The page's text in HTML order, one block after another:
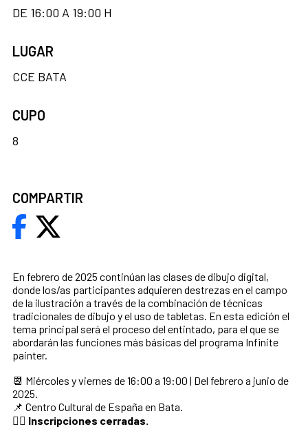
En febrero de 2025 continúan las clases de dibujo digital,
donde los/as participantes adquieren destrezas en el campo
de la ilustración a través de la combinación de técnicas
tradicionales de dibujo y el uso de tabletas. En esta edición el
tema principal será el proceso del entintado, para el que se
abordarán las funciones más básicas del programa Infinite
painter.
📆 Miércoles y viernes de 16:00 a 19:00 | Del febrero a junio de
2025.
📌 Centro Cultural de España en Bata.
✍🏿 Inscripciones cerradas.
DE 16:00 A 19:00 H
LUGAR
CCE BATA
CUPO
8
COMPARTIR